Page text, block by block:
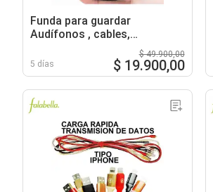
Funda para guardar
Audífonos , cables,
5 días
$ 49.900,00
$ 19.900,00